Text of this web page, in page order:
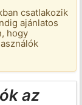
csatlakozik
ajánlatos
hogy
az